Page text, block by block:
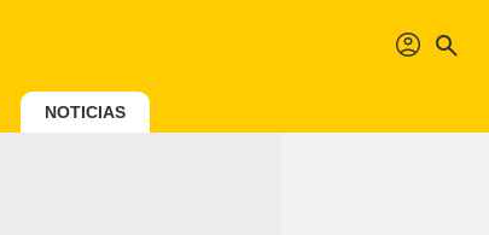
profil search
NOTICIAS